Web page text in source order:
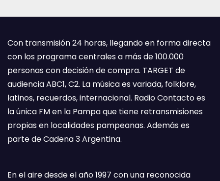
Con transmisión 24 horas, llegando en forma directa
con los programa centrales a más de 100.000
personas con decisión de compra. TARGET de
audiencia ABC1, C2. La música es variada, folklore,
latinos, recuerdos, internacional. Radio Contacto es
la única FM en la Pampa que tiene retransmisiones
propias en localidades pampeanas. Además es
parte de Cadena 3 Argentina.
En el aire desde el año 1997 con una reconocida